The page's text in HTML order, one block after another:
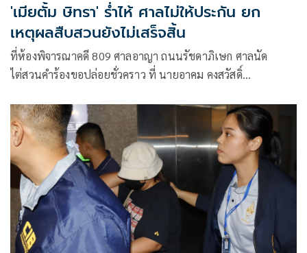
'เมียตั้ม ษิทรา' ร่ำไห้ ศาลไม่ให้ประกัน ยก
เหตุผลสืบสวนยังไม่เสร็จสิ้น
ที่ห้องพิจารณาคดี 809 ศาลอาญา ถนนรัชดาภิเษก ศาลนัด
ไต่สวนคำร้องขอปล่อยชั่วคราว ที่ นายอาคม คงสวัสดิ์